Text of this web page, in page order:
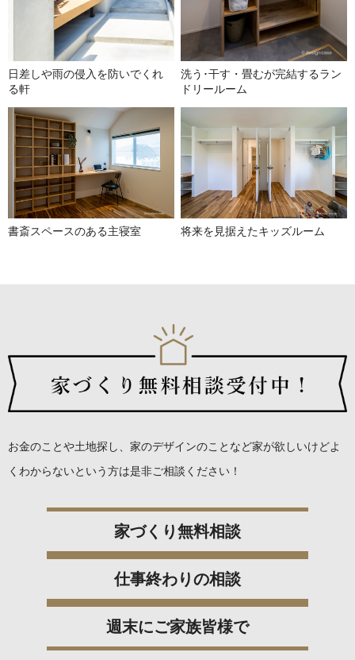
日差しや雨の侵入を防いでくれ
る軒
洗う･干す・畳むが完結するラン
ドリールーム
書斎スペースのある主寝室 将来を見据えたキッズルーム
お金のことや土地探し、家のデザインのことなど家が欲しいけどよ
くわからないという方は是非ご相談ください！
家づくり無料相談
仕事終わりの相談
週末にご家族皆様で